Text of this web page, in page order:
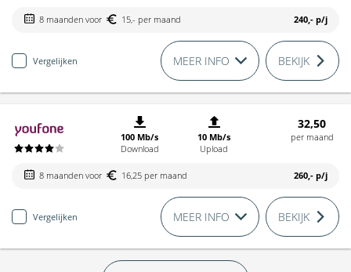
8 maanden voor 15,- per maand 240,- p/j
Vergelijken MEER INFO BEKIJK
100 Mb/s
Download
10 Mb/s
Upload
32,50
per maand
8 maanden voor 16,25 per maand 260,- p/j
Vergelijken MEER INFO BEKIJK